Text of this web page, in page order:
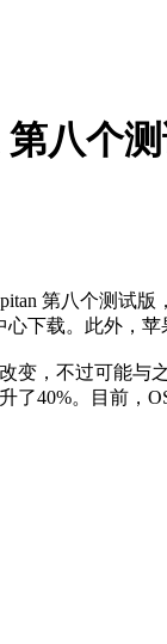
八个
第八个测试版
下载。此外，
，不过可能与之
了40%。目前，